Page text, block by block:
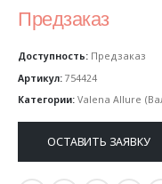
Предзаказ
Доступность: Предзаказ
Артикул: 754424
Категории: Valena Allure
ОСТАВИТЬ ЗАЯВКУ